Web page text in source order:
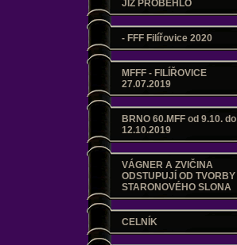
JIŽ PROBĚHLO
- FFF Filířovice 2020
MFFF - FILÍŘOVICE
27.07.2019
BRNO 60.MFF od 9.10. do
12.10.2019
VÁGNER A ZVIČINA
ODSTUPUJÍ OD TVORBY
STARONOVÉHO SLONA
CELNÍK